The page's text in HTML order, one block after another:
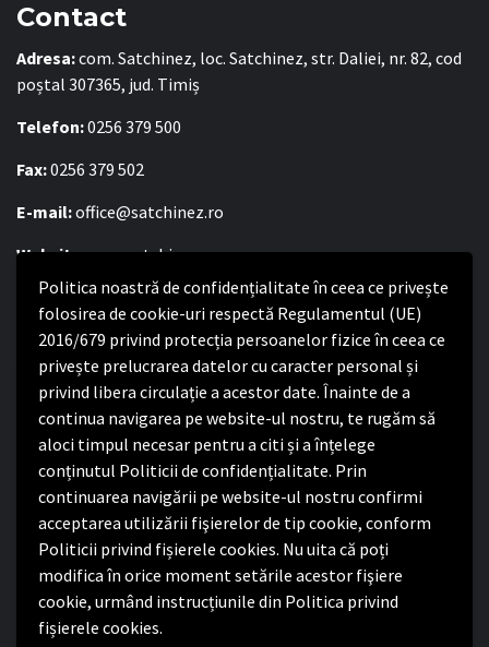
Politica noastră de confidențialitate în ceea ce privește
folosirea de cookie-uri respectă Regulamentul (UE)
2016/679 privind protecția persoanelor fizice în ceea ce
privește prelucrarea datelor cu caracter personal și
privind libera circulație a acestor date. Înainte de a
continua navigarea pe website-ul nostru, te rugăm să
aloci timpul necesar pentru a citi și a înțelege
conținutul Politicii de confidențialitate. Prin
continuarea navigării pe website-ul nostru confirmi
acceptarea utilizării fişierelor de tip cookie, conform
Politicii privind fișierele cookies. Nu uita că poți
modifica în orice moment setările acestor fişiere
cookie, urmând instrucțiunile din Politica privind
fișierele cookies.
Contact
Adresa:com. Satchinez, loc. Satchinez, str. Daliei, nr. 82, cod
poștal 307365, jud. Timiș
Telefon:0256 379 500
Fax:0256 379 502
E-mail:office@satchinez.ro
Website:www.satchinez.ro
Program cu publicul:
Luni – Joi:8:00-16:30
Vineri:8:00 – 14:00
Politica de confidențialitate
Politica de confidențialitate
Nota de informare privind implementarea Regulamentului
(UE) 2016/679
Termeni și condiții de utilizare website